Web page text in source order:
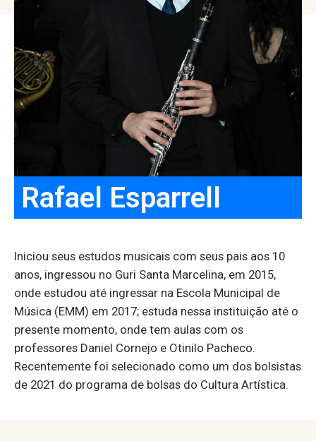
Rafael Esparrell
Iniciou seus estudos musicais com seus pais aos 10
anos, ingressou no Guri Santa Marcelina, em 2015,
onde estudou até ingressar na Escola Municipal de
Música (EMM) em 2017; estuda nessa instituição até o
presente momento, onde tem aulas com os
professores Daniel Cornejo e Otinilo Pacheco.
Recentemente foi selecionado como um dos bolsistas
de 2021 do programa de bolsas do Cultura Artística.